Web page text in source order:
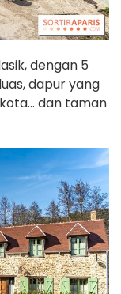
dengan 5
dapur yang
dan taman